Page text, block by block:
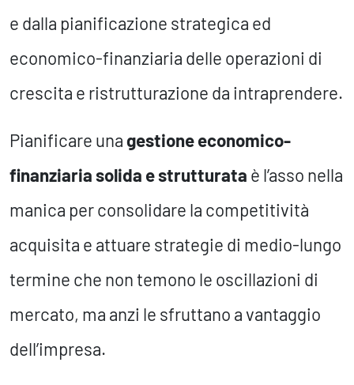
e dalla pianificazione strategica ed
economico-finanziaria delle operazioni di
crescita e ristrutturazione da intraprendere.
Pianificare unagestione economico-
finanziaria solida e strutturata è l’asso nella
manica per consolidare la competitività
acquisita e attuare strategie di medio-lungo
termine che non temono le oscillazioni di
mercato, ma anzi le sfruttano a vantaggio
dell’impresa.